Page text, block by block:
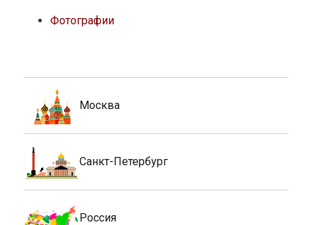
Фотографии
Москва
Санкт-Петербург
Россия